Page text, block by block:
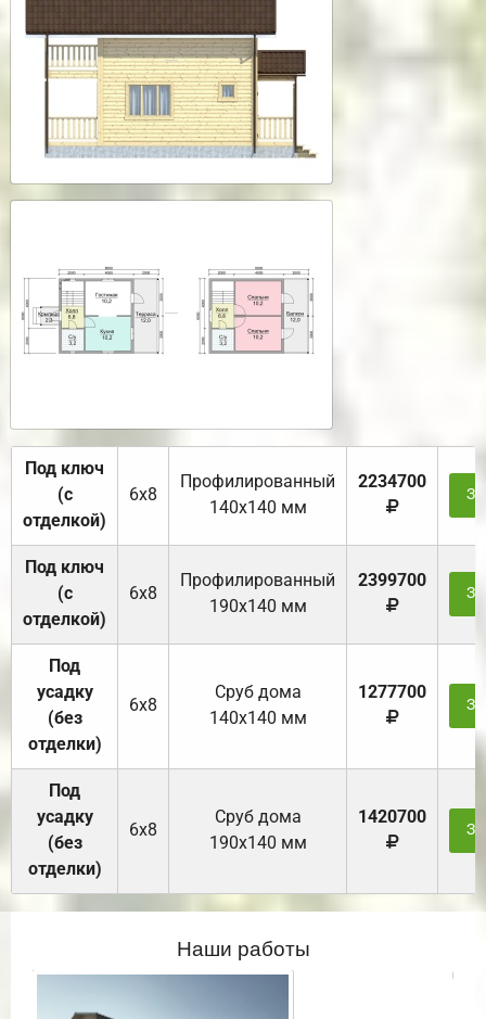
Под ключ
(с
отделкой)
6х8
Профилированный
140х140 мм
2234700
Под ключ
(с
отделкой)
6х8
Профилированный
190х140 мм
2399700
Под
усадку
(без
отделки)
6х8
Cруб дома
140х140 мм
1277700
Под
усадку
(без
отделки)
6х8
Cруб дома
190х140 мм
1420700
Наши работы